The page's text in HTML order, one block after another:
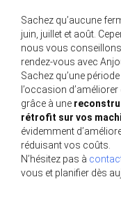
Sachez qu’aucune
juin, juillet et août.
nous vous
rendez-vous avec
Sachez qu’une
l’occasion
grâce à une
rétrofit sur vos
évidemment
réduisant vos coûts.
N’hésitez pas à
vous et planifier dès